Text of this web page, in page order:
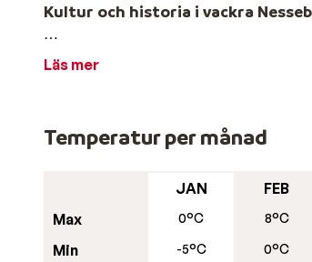
Kultur och historia i vackra
Denna ort genomsyras av kultur och
betrakta de gamla trähusen och de
Restauranger i Nessebar
Nessebar är en av Europas äldsta
kultur. Det finns gott om caféer och
ställe att börja på. Många
specialiteter på menyn.
Läs mer
Temperatur per månad
Max
Min
JAN
0°C
-5°C
FEB
8°C
0°C